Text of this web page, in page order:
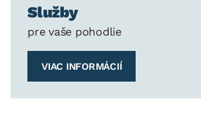
Služby
pre vaše pohodlie
VIAC INFORMÁCIÍ